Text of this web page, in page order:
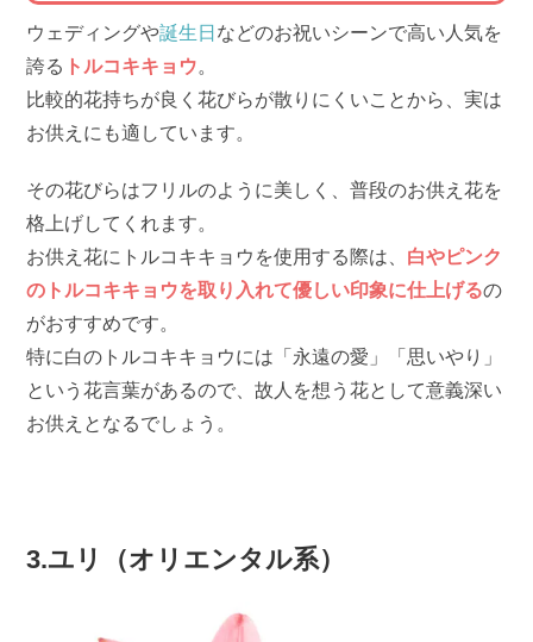
ウェディングや誕生日 などのお祝いシーンで高い人気を
誇る トルコキキョウ。
比較的花持ちが良く花びらが散りにくいことから、実は
お供えにも適しています。
その花びらはフリルのように美しく、普段のお供え花を
格上げしてくれます。
お供え花にトルコキキョウを使用する際は、 白やピンク
のトルコキキョウを取り入れて優しい印象に仕上げるの
がおすすめです。
特に白のトルコキキョウには「永遠の愛」「思いやり」
という花言葉があるので、故人を想う花として意義深い
お供えとなるでしょう。
3.ユリ（オリエンタル系）